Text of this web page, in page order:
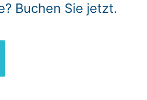
Buchen Sie jetzt.